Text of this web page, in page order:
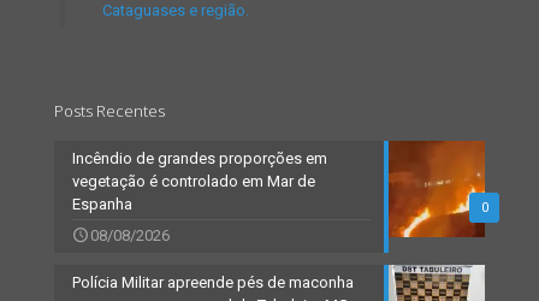
Cataguases e região.
Posts Recentes
0
Incêndio de grandes proporções em
vegetação é controlado em Mar de
Espanha
08/08/2026
Polícia Militar apreende pés de maconha